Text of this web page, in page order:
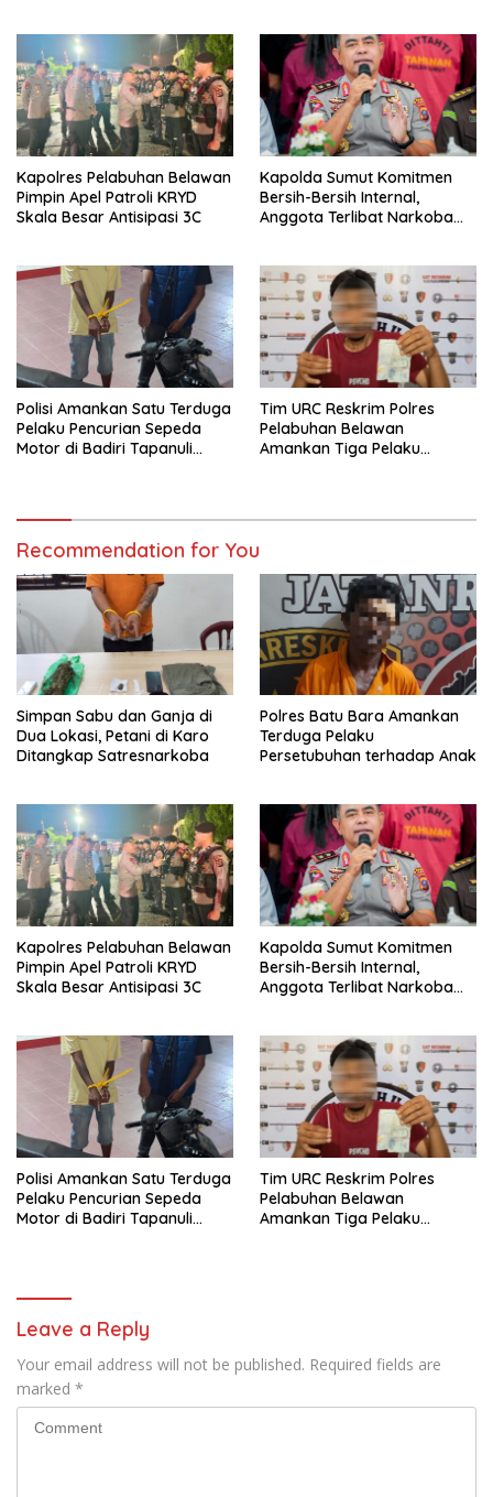
Kapolres Pelabuhan Belawan
Pimpin Apel Patroli KRYD
Skala Besar Antisipasi 3C
Kapolda Sumut Komitmen
Bersih-Bersih Internal,
Anggota Terlibat Narkoba
Polisi Amankan Satu Terduga
Pelaku Pencurian Sepeda
Motor di Badiri Tapanuli
Tim URC Reskrim Polres
Pelabuhan Belawan
Amankan Tiga Pelaku
Recommendation for You
Simpan Sabu dan Ganja di
Dua Lokasi, Petani di Karo
Ditangkap Satresnarkoba
Polres Batu Bara Amankan
Terduga Pelaku
Persetubuhan terhadap Anak
Kapolres Pelabuhan Belawan
Pimpin Apel Patroli KRYD
Skala Besar Antisipasi 3C
Kapolda Sumut Komitmen
Bersih-Bersih Internal,
Anggota Terlibat Narkoba
Polisi Amankan Satu Terduga
Pelaku Pencurian Sepeda
Motor di Badiri Tapanuli
Tim URC Reskrim Polres
Pelabuhan Belawan
Amankan Tiga Pelaku
Leave a Reply
Your email address will not be published. Required fields are
marked *